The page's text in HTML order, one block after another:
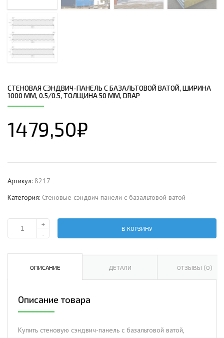
СТЕНОВАЯ СЭНДВИЧ-ПАНЕЛЬ С БАЗАЛЬТОВОЙ ВАТОЙ, ШИРИНА
1000 ММ, 0.5/0.5, ТОЛЩИНА 50 ММ, DRAP
1479,50₽
Артикул: 8217
Категория: Стеновые сэндвич панели с базальтовой ватой
Количество
сэндвич-
ватой,
ширина
+
-
В КОРЗИНУ
ОПИСАНИЕ ДЕТАЛИ ОТЗЫВЫ (0)
Описание товара
Купить стеновую сэндвич-панель с базальтовой ватой,